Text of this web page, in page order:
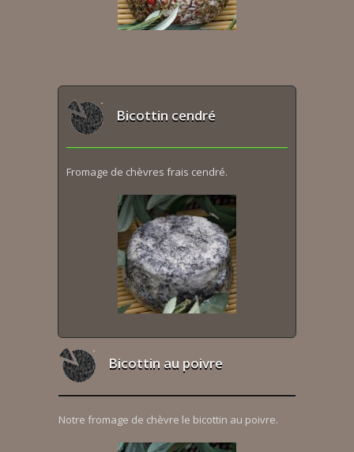
Bicottin cendré
Fromage de chèvres frais cendré.
Bicottin au poivre
Notre fromage de chèvre le bicottin au poivre.